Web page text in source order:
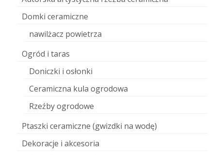
Domki ceramiczne
nawilżacz powietrza
Ogród i taras
Doniczki i osłonki
Ceramiczna kula ogrodowa
Rzeźby ogrodowe
Ptaszki ceramiczne (gwizdki na wodę)
Dekoracje i akcesoria